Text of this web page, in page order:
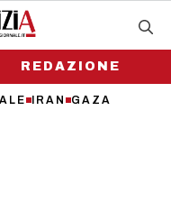
IRAN GAZA
REDAZIONE